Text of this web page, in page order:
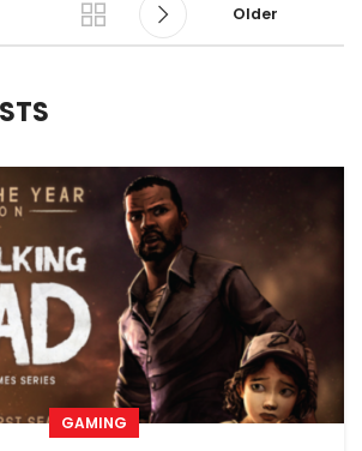
Older
GAMING